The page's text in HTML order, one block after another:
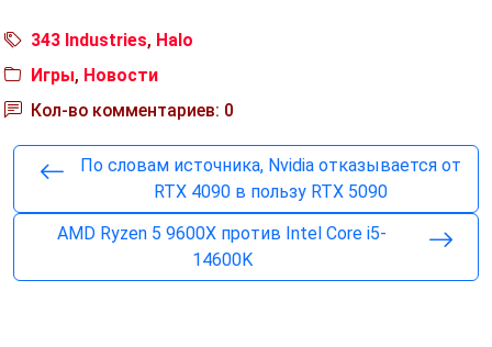
343 Industries, Halo
Игры, Новости
Кол-во комментариев: 0
По словам источника, Nvidia отказывается от
RTX 4090 в пользу RTX 5090
AMD Ryzen 5 9600X против Intel Core i5-
14600K